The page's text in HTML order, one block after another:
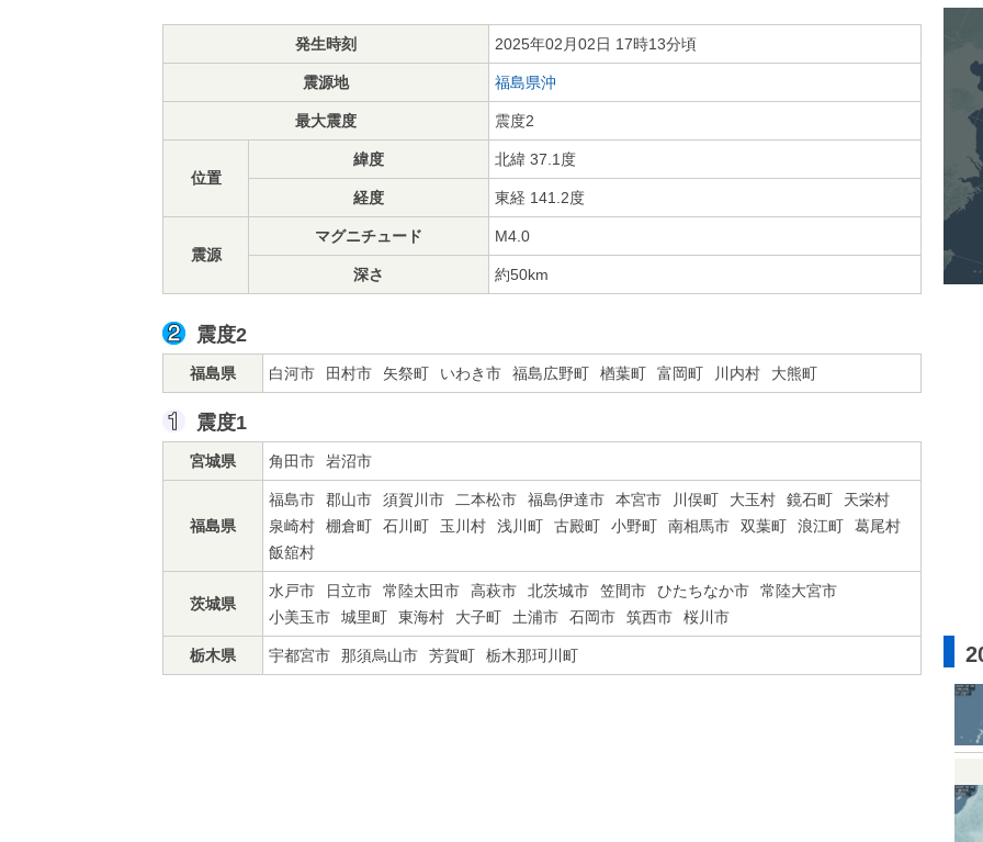
発生時刻 2025年02月02日 17時13分頃
震源地 福島県沖
最大震度 震度2
位置
緯度 北緯 37.1度
経度 東経 141.2度
震源
マグニチュード M4.0
深さ 約50km
震度2
福島県 白河市 田村市 矢祭町 いわき市 福島広野町 楢葉町 富岡町 川内村 大熊町
震度1
宮城県 角田市 岩沼市
福島県
福島市 郡山市 須賀川市 二本松市 福島伊達市 本宮市 川俣町 大玉村 鏡石町
天栄村
泉崎村
棚倉町 石川町 玉川村 浅川町 古殿町 小野町 南相馬市 双葉町 浪江町
葛尾村
飯舘村
茨城県
水戸市 日立市 常陸太田市 高萩市 北茨城市 笠間市 ひたちなか市
常陸大宮市
小美玉市
城里町 東海村 大子町 土浦市 石岡市 筑西市 桜川市
栃木県 宇都宮市 那須烏山市 芳賀町 栃木那珂川町